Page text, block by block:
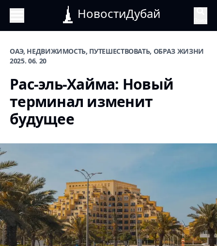
НовостиДубай
ОАЭ, НЕДВИЖИМОСТЬ, ПУТЕШЕСТВОВАТЬ, ОБРАЗ ЖИЗНИ
2025. 06. 20
Рас-эль-Хайма: Новый
терминал изменит
будущее